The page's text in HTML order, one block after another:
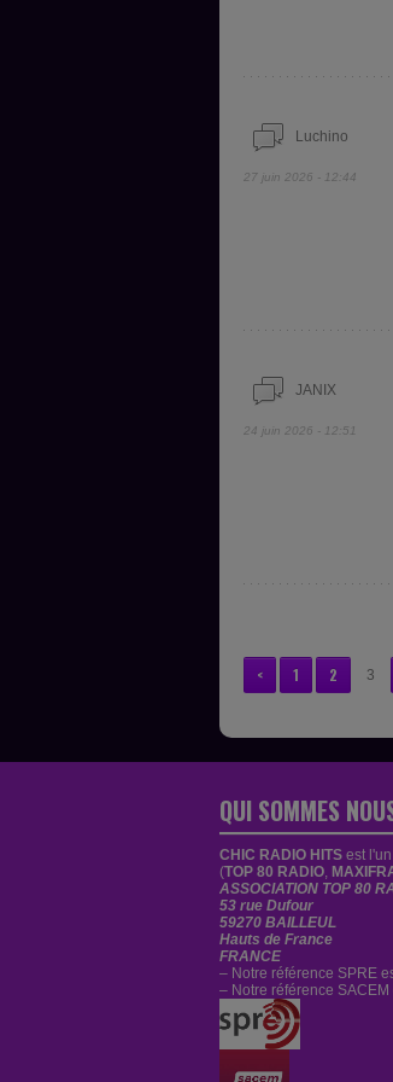
Luchino
27 juin 2026 - 12:44
JANIX
24 juin 2026 - 12:51
< 1 2 3
QUI SOMMES
CHIC RADIO HITS est
(TOP 80 RADIO,
ASSOCIATION TOP 80
53 rue Dufour
59270 BAILLEUL
Hauts de France
FRANCE
– Notre référence SPRE
– Notre référence